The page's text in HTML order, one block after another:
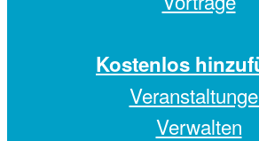
Kostenlos
Verwalten